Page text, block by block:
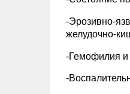
-Эрозивно-
желудочно-
-Гемофилия и
-